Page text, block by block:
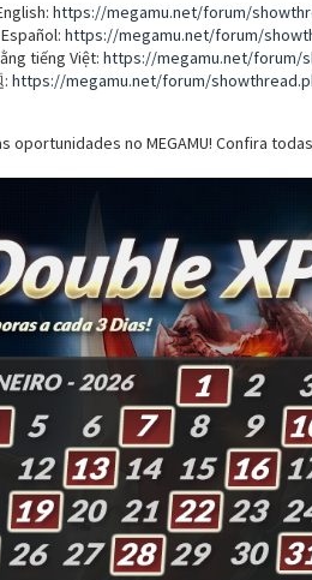
https://megamu.net/forum/
https://megamu.net/forum/
tiếng Việt: https://megamu.net/forum/
https://megamu.net/forum/
oportunidades no MEGAMU! Confira